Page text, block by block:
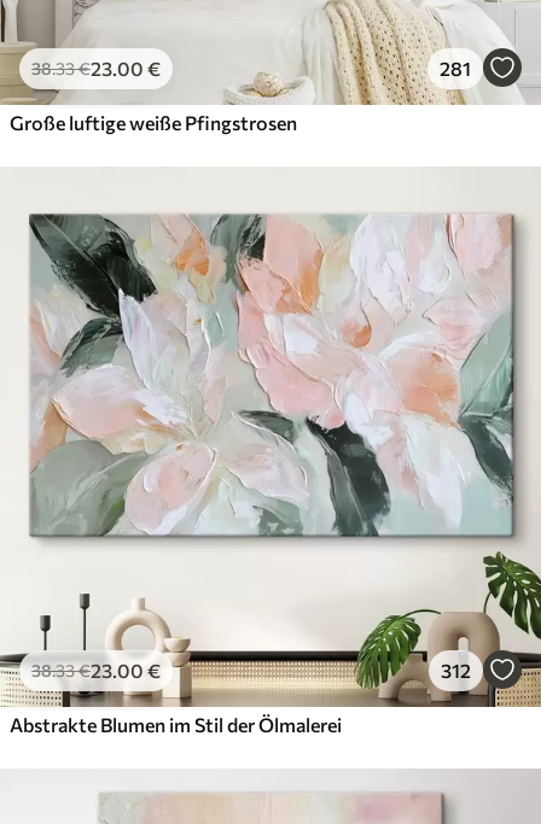
38.33€23 .00 € 281
Große luftige weiße Pfingstrosen
38.33€23.00 € 312
Abstrakte Blumen im Stil der Ölmalerei